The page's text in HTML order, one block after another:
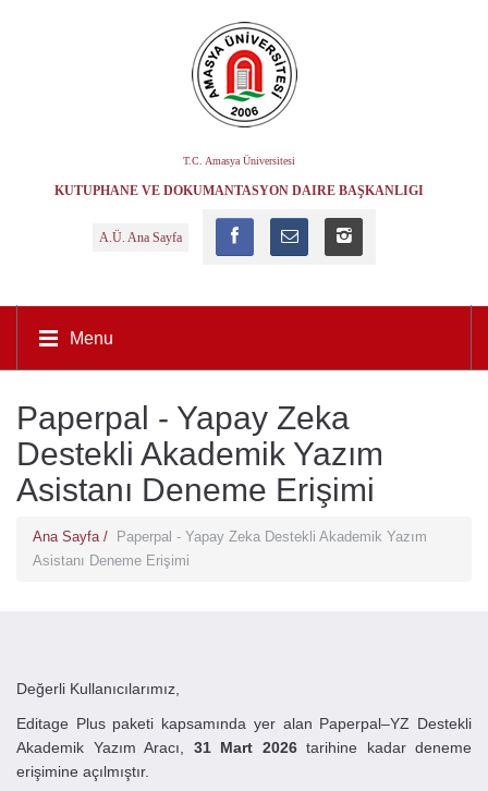
T.C. Amasya Üniversitesi
KÜTÜPHANE VE DOKÜMANTASYON DAIRE BAŞKANLIĞI
A.Ü. Ana Sayfa
Menu
Paperpal - Yapay Zeka
Destekli Akademik Yazım
Asistanı Deneme Erişimi
Ana Sayfa /
Paperpal - Yapay Zeka Destekli Akademik Yazım
Asistanı Deneme Erişimi
Değerli Kullanıcılarımız,
Editage Plus paketi kapsamında yer alan Paperpal–YZ Destekli
Akademik Yazım Aracı, 31 Mart 2026tarihine kadar deneme
erişimine açılmıştır.